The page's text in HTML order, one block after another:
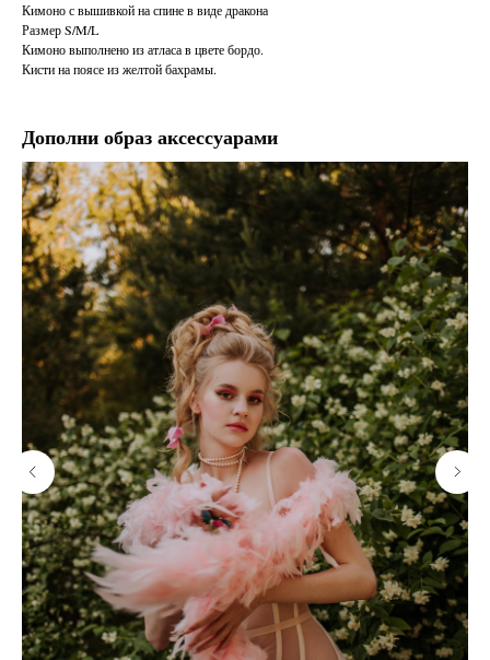
Кимоно с вышивкой на спине в виде дракона
Размер S/M/L
Кимоно выполнено из атласа в цвете бордо.
Кисти на поясе из желтой бахрамы.
Дополни образ аксессуарами